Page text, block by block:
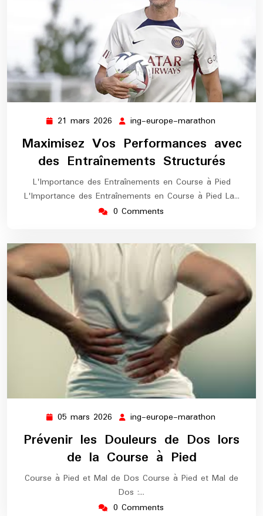
21 mars 2026 21
mars
2026
ing-europe-marathon
marathon
Maximisez Vos Performances avec
des Entraînements Structurés
L'Importance des Entraînements en Course à Pied
L'Importance des Entraînements en Course à Pied La…
0 Comments
05 mars 2026 05
mars
2026
ing-europe-marathon
europe-
marathon
Prévenir les Douleurs de Dos lors
de la Course à Pied
Course à Pied et Mal de Dos Course à Pied et Mal de
Dos :…
0 Comments